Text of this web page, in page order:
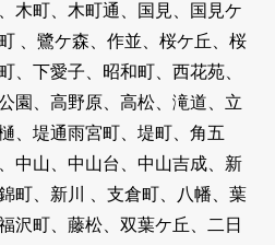
木町、木町通、国見、国見ケ
、鷺ケ森、作並、桜ケ丘、桜
、下愛子、昭和町、西花苑、
園、高野原、高松、滝道、立
、堤通雨宮町、堤町、角五
中山、中山台、中山吉成、新
町、新川 、支倉町、八幡、葉
沢町、藤松、双葉ケ丘、二日